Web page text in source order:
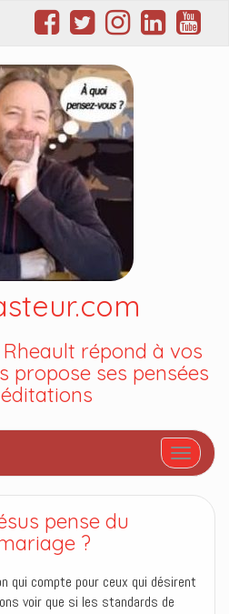
répond à vos
propose ses pensées
Afficher/
pense du
?
qui compte pour ceux qui désirent
voir que si les standards de